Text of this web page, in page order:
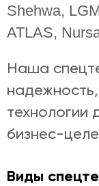
Shehwa,
ATLAS,
Наша
технологии
бизнес-
Виды